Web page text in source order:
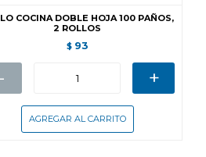
COCINA DOBLE HOJA 100 PAÑOS,
2 ROLLOS
$ 93
+